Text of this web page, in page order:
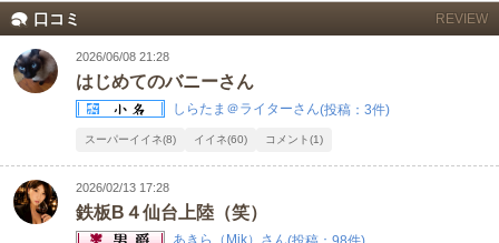
口コミ REVIEW
2026/06/08 21:28
はじめてのバニーさん
しらたま＠ライターさん(投稿：3件)
スーパーイイネ(8) イイネ(60) コメント(1)
2026/02/13 17:28
鉄板B４仙台上陸（笑）
あきら（Mik）さん
LINE 女の子ログイン
店舗ログイン
新規会員登録
関東
東海
中四国